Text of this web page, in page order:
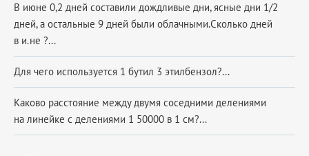
В июне 0,2 дней составили дождливые дни, ясные дни 1/2
дней, а остальные 9 дней были облачными.Сколько дней
в и.не ?...
Для чего используется 1 бутил 3 этилбензол?...
Каково расстояние между двумя соседними делениями
на линейке с делениями 1 50000 в 1 см?...